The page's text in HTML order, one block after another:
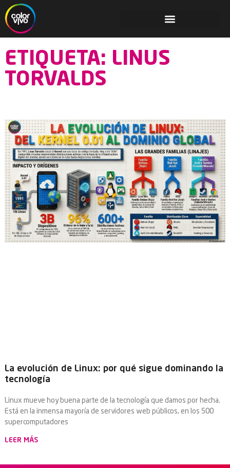
ETIQUETA: LINUS
TORVALDS
La evolución de Linux: por qué sigue dominando la
tecnología
Linux mueve hoy buena parte de la tecnología que damos por hecha.
Está en la inmensa mayoría de servidores web públicos, en los 500
supercomputadores
LEER MÁS